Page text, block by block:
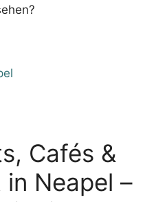
Cafés &
Neapel –